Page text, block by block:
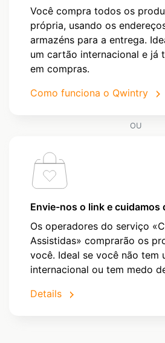
Você compra todos os
própria, usando os
armazéns para a entrega.
um cartão internacional e já
em compras.
Como funciona o Qwintry
OU
Envie-nos o link e cuidamos
Os operadores do serviço
Assistidas» comprarão os
você. Ideal se você não tem
internacional ou tem medo
Details